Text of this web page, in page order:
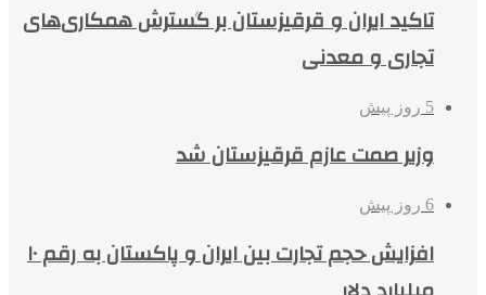
تاکید ایران و قرقیزستان بر گسترش همکاری‌های
تجاری و معدنی
5 روز پیش
وزیر صمت عازم قرقیزستان شد
6 روز پیش
افزایش حجم تجارت بین ایران و پاکستان به رقم ۱۰